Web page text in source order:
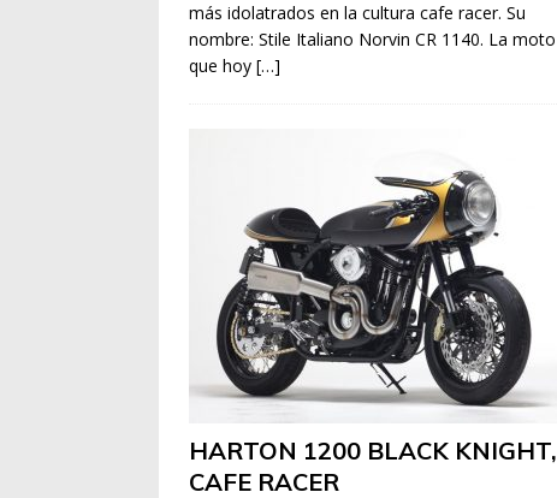
más idolatrados en la cultura cafe racer. Su
nombre: Stile Italiano Norvin CR 1140. La moto
que hoy […]
HARTON 1200 BLACK KNIGHT,
CAFE RACER